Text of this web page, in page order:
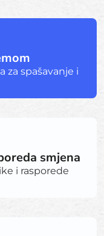
za spašavanje i
smjena
i rasporede